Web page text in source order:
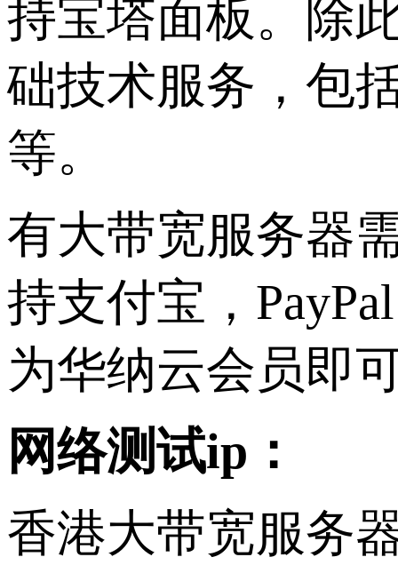
持宝塔面板。除
础技术服务，包
等。
有大带宽服务器
持支付宝，
为华纳云会员即
网络测试ip：
香港大带宽服务